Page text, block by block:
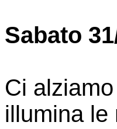
Sabato
Ci
illumina le